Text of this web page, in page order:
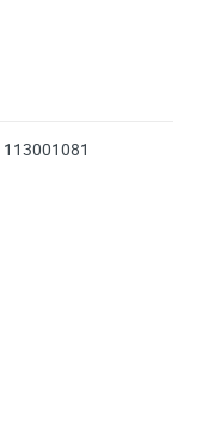
113001081